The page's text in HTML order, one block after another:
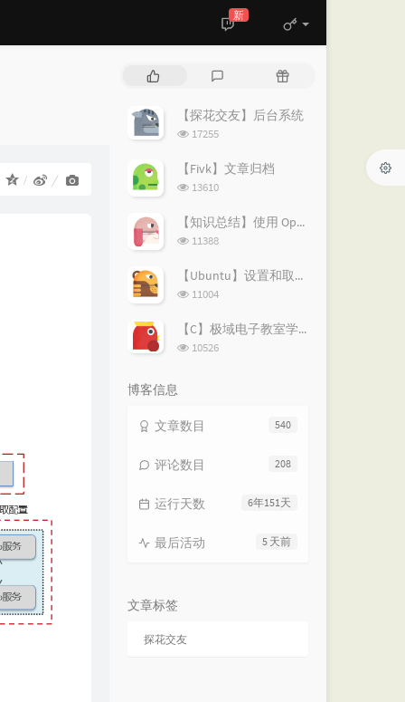
新
评
随
文
【探花交友】后台系统
浏
次
17255
【Fivk】文章归档
浏
次
数:
13610
【知识总结】使用 OpenVPN 实现按需分流：避免全局代理泄露隐私
浏
次
11388
【Ubuntu】设置和取消代理的简易指南
浏
次
数:
11004
【C】极域电子教室学生端解除控制
浏
10526
博客信息
540
文章数目
208
评论数目
6年151天
运行天数
5 天前
最后活动
文章标签
探花交友